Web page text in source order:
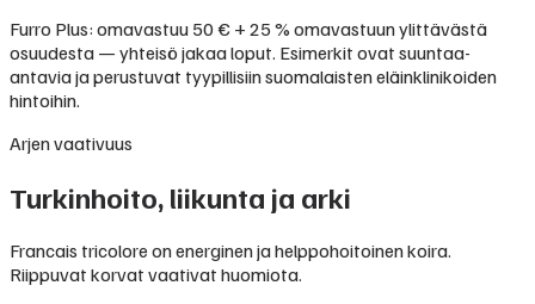
Furro Plus: omavastuu 50 € + 25 % omavastuun ylittävästä
osuudesta — yhteisö jakaa loput. Esimerkit ovat suuntaa-
antavia ja perustuvat tyypillisiin suomalaisten eläinklinikoiden
hintoihin.
Arjen vaativuus
Turkinhoito, liikunta ja arki
Francais tricolore on energinen ja helppohoitoinen koira.
Riippuvat korvat vaativat huomiota.